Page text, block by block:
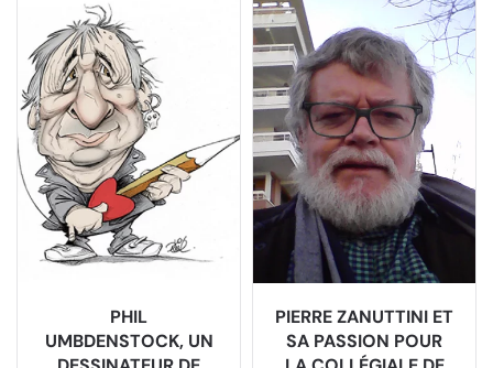
PHIL
UMBDENSTOCK, UN
PIERRE ZANUTTINI ET
SA PASSION POUR